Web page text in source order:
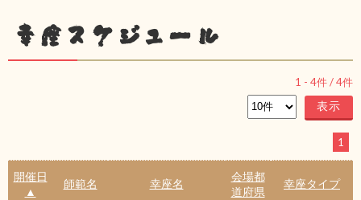
幸座スケジュール
1 - 4件 /4件
1
開催日
▲
師範名 幸座名
会場都
道府県
幸座タイプ